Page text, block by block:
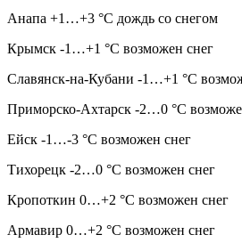
Анапа +1…+3 °C дождь со снегом
Крымск -1…+1 °C возможен снег
Славянск-на-Кубани -1…+1 °C
Приморско-Ахтарск -2…0 °C
Ейск -1…-3 °C возможен снег
Тихорецк -2…0 °C возможен снег
Кропоткин 0…+2 °C возможен снег
Армавир 0…+2 °C возможен снег